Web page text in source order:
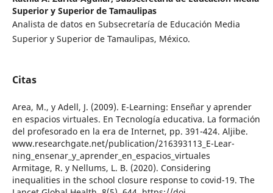
Superior y Superior de Tamaulipas
Analista de datos en Subsecretaría de Educación Media
Superior y Superior de Tamaulipas, México.
Citas
Area, M., y Adell, J. (2009). E-Learning: Enseñar y aprender
en espacios virtuales. En Tecnología educativa. La formación
del profesorado en la era de Internet, pp. 391-424. Aljibe.
www.researchgate.net/publication/216393113_E-Lear-
ning_ensenar_y_aprender_en_espacios_virtuales
Armitage, R. y Nellums, L. B. (2020). Considering
inequalities in the school closure response to covid-19. The